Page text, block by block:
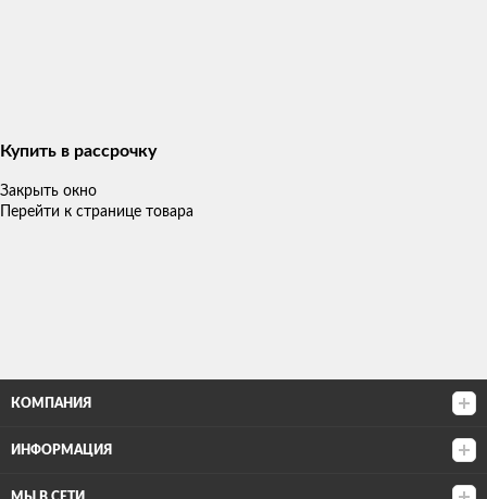
Купить в рассрочку
Закрыть окно
Перейти к странице товара
КОМПАНИЯ
ИНФОРМАЦИЯ